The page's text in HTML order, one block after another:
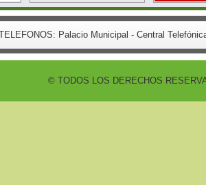
Palacio Municipal - Central
© TODOS LOS DERECHOS